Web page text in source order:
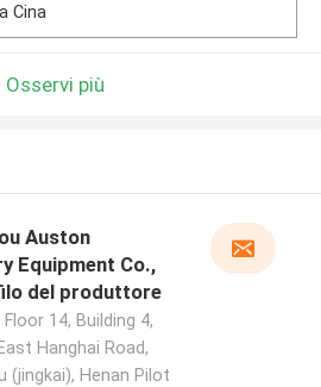
Cina
Osservi più
Auston
Equipment Co.,
del produttore
Floor 14, Building 4,
Hanghai Road,
(jingkai), Henan Pilot